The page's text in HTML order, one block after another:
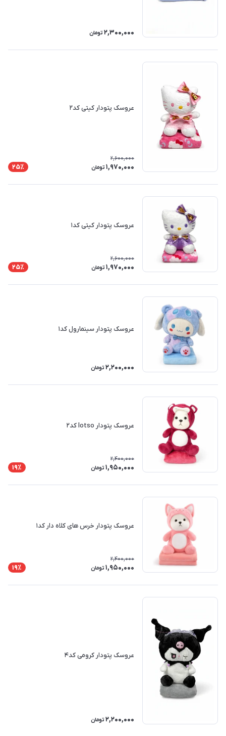
2,300,000 تومان
عروسک پتودار کیتی کد۲
2,600,000
1,970,000 تومان 25٪
عروسک پتودار کیتی کد۱
2,600,000
1,970,000 تومان 25٪
عروسک پتودار سینمارول کد۱
2,200,000 تومان
عروسک پتودار lotso کد۲
2,400,000
1,950,000 تومان 19٪
عروسک پتودار خرس های کلاه دار کد۱
2,400,000
1,950,000 تومان 19٪
عروسک پتودار کرومی کد۴
2,200,000 تومان